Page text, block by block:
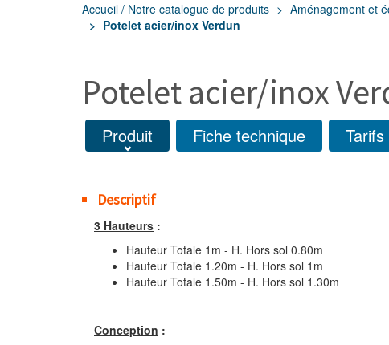
Accueil / Notre catalogue de produits Aménagement et
Potelet acier/inox Verdun
Potelet acier/inox
Produit Fiche technique
Descriptif
3 Hauteurs :
Hauteur Totale 1m - H. Hors sol 0.80m
Hauteur Totale 1.20m - H. Hors sol 1m
Hauteur Totale 1.50m - H. Hors sol 1.30m
Conception :